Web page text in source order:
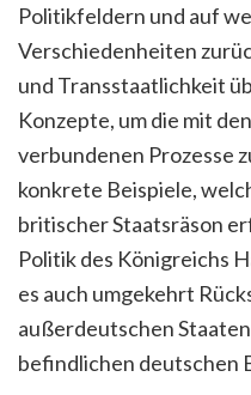
Politikfeldern und auf
Verschiedenheiten
und Transstaatlichkeit
Konzepte, um die mit
verbundenen Prozesse
konkrete Beispiele,
britischer Staatsräson
Politik des Königreichs
es auch umgekehrt
außerdeutschen
befindlichen deutschen